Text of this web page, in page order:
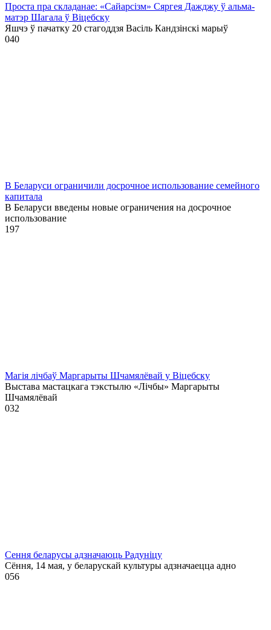
Проста пра складанае: «Сайарсізм» Сяргея Дажджу ў альма-
матэр Шагала ў Віцебску
Яшчэ ў пачатку 20 стагоддзя Васіль Кандзінскі марыў
040
В Беларуси ограничили досрочное использование семейного
капитала
В Беларуси введены новые ограничения на досрочное
использование
197
Магія лічбаў Маргарыты Шчамялёвай у Віцебску
Выстава мастацкага тэкстылю «Лічбы» Маргарыты
Шчамялёвай
032
Сення беларусы адзначаюць Радуніцу
Сёння, 14 мая, у беларускай культуры адзначаецца адно
056